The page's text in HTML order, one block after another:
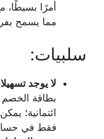
أمرًا بسيطًا،
مما يسمح
سلبيات:
لا يوجد
بطاقة الخصم
ائتمانية؛
فقط في